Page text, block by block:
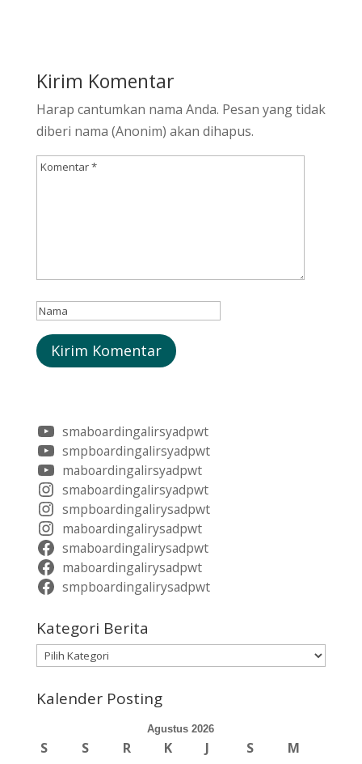
Kirim Komentar
Harap cantumkan nama Anda. Pesan yang tidak
diberi nama (Anonim) akan dihapus.
smaboardingalirsyadpwt
smpboardingalirsyadpwt
maboardingalirsyadpwt
smaboardingalirsyadpwt
smpboardingalirysadpwt
maboardingalirysadpwt
smaboardingalirysadpwt
maboardingalirysadpwt
smpboardingalirysadpwt
Kategori Berita
Kategori
Kalender Posting
Agustus 2026
S S R K J S
M